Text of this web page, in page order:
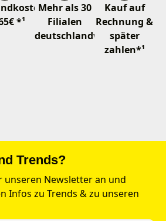
*¹
Mehr als 30
Filialen
deutschlandweit
Kauf auf
Rechnung &
später
zahlen*¹
Trends?
unseren Newsletter an und
Infos zu Trends & zu unseren